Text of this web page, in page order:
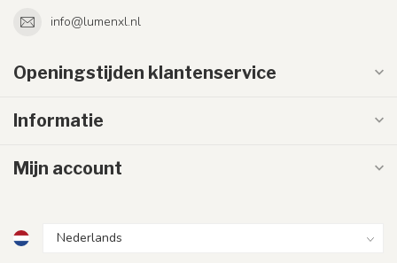
info@lumenxl.nl
Openingstijden klantenservice
Informatie
Mijn account